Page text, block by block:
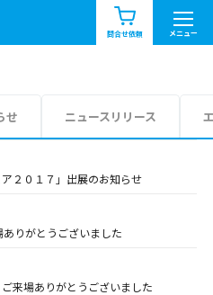
問合せ依頼 メニュー
お知らせ一覧
報を見る
せ ニュースリリース
２０１７」出展のお知らせ
ありがとうございました
来場ありがとうございました